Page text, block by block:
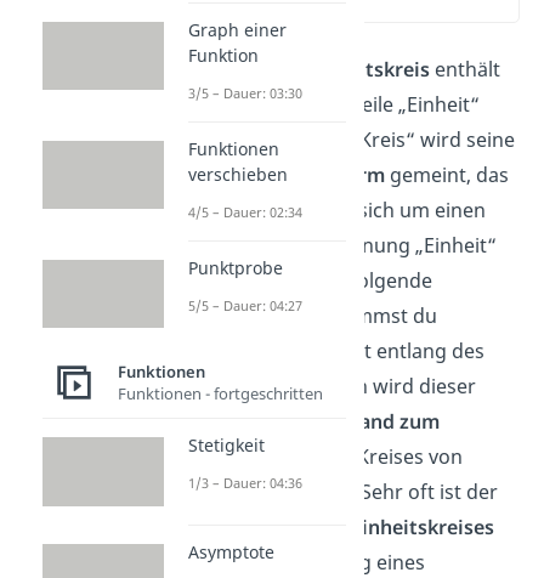
Der Begriff Einheitskreis enthält
die zwei Bestandteile „Einheit“
und „Kreis“. Mit „Kreis“ wird seine
geometrische Form gemeint, das
heißt, es handelt sich um einen
Kreis. Die Bezeichnung „Einheit“
bezieht sich auf folgende
Beobachtung: Nimmst du
irgendeinen Punkt entlang des
Kreisrandes, dann wird dieser
Abstand zum
Mittelpunkt
des Kreises von
exakt 1besitzen. Sehr oft ist der
Einheitskreises
mit dem Ursprung eines
Graph einer
Funktion
3/5 – Dauer: 03:30
Funktionen
verschieben
4/5 – Dauer: 02:34
Punktprobe
5/5 – Dauer: 04:27
Funktionen
Funktionen - fortgeschritten
Stetigkeit
1/3 – Dauer: 04:36
Asymptote